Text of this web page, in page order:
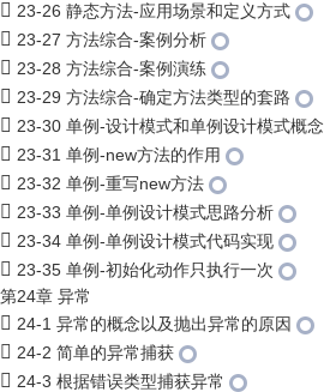
23-26 静态方法-应用场景和定义方式
23-27 方法综合-案例分析
23-28 方法综合-案例演练
23-29 方法综合-确定方法类型的套路
23-30 单例-设计模式和单例设计模式概念
23-31 单例-new方法的作用
23-32 单例-重写new方法
23-33 单例-单例设计模式思路分析
23-34 单例-单例设计模式代码实现
23-35 单例-初始化动作只执行一次
第24章 异常
24-1 异常的概念以及抛出异常的原因
24-2 简单的异常捕获
24-3 根据错误类型捕获异常